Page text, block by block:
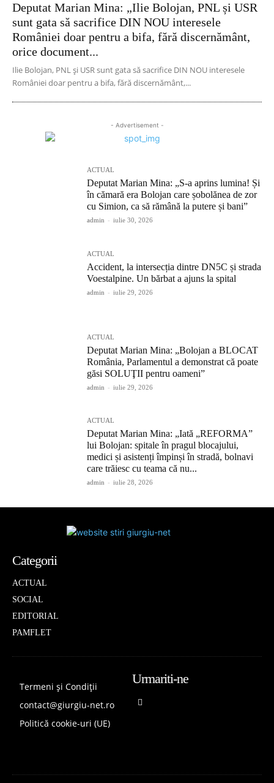
Deputat Marian Mina: „Ilie Bolojan, PNL și USR
sunt gata să sacrifice DIN NOU interesele
României doar pentru a bifa, fără discernământ,
orice document...
Ilie Bolojan, PNL și USR sunt gata să sacrifice DIN NOU interesele
României doar pentru a bifa, fără discernământ,...
- Advertisement -
ACTUAL
Deputat Marian Mina: „S-a aprins lumina! Și
în cămară era Bolojan care șobolănea de zor
cu Simion, ca să rămână la putere și bani”
admin - iulie 30, 2026
ACTUAL
Accident, la intersecția dintre DN5C și strada
Voestalpine. Un bărbat a ajuns la spital
admin - iulie 29, 2026
ACTUAL
Deputat Marian Mina: „Bolojan a BLOCAT
România, Parlamentul a demonstrat că poate
găsi SOLUŢII pentru oameni”
admin - iulie 29, 2026
ACTUAL
Deputat Marian Mina: „Iată „REFORMA”
lui Bolojan: spitale în pragul blocajului,
medici și asistenți împinși în stradă, bolnavi
care trăiesc cu teama că nu...
admin - iulie 28, 2026
Categorii
ACTUAL
SOCIAL
EDITORIAL
PAMFLET
Termeni și Condiții
contact@giurgiu-net.ro
Politică cookie-uri (UE)
Urmariti-ne